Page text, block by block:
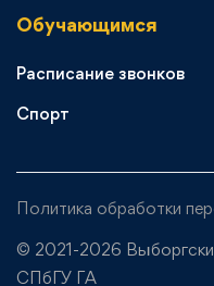
Обучающимся
Расписание звонков
Спорт
Политика обработки
© 2021-2026
СПбГУ ГА